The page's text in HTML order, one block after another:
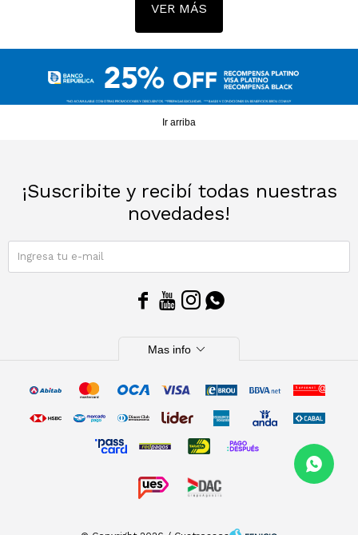
VER MÁS
Ir arriba
¡Suscribite y recibí todas nuestras
novedades!
   
Mas info expand_more